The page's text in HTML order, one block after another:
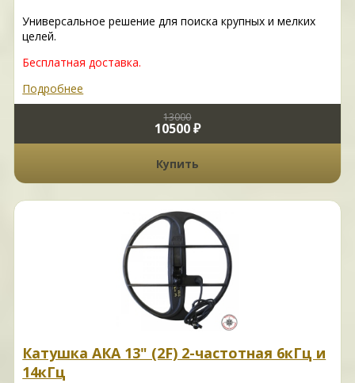
Универсальное решение для поиска крупных и мелких
целей.
Бесплатная доставка.
Подробнее
13000
10500 ₽
Купить
Катушка АКА 13" (2F) 2-частотная 6кГц и
14кГц